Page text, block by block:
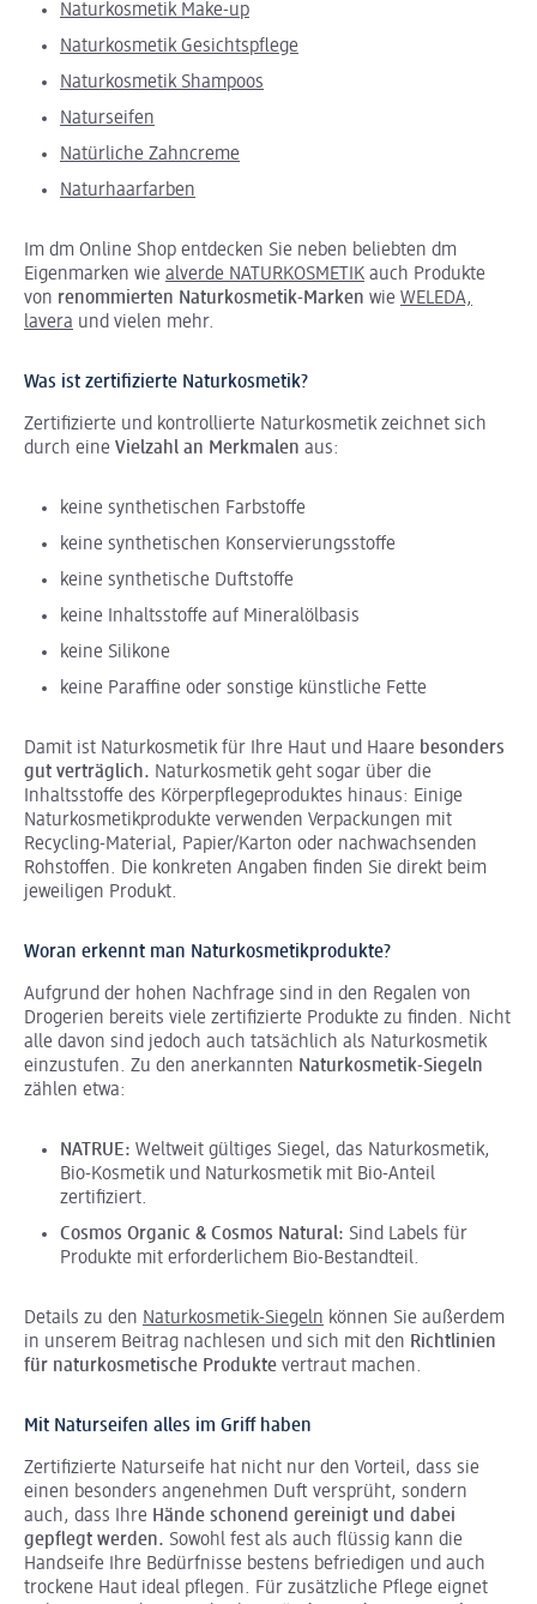
Naturkosmetik Make-up
Naturkosmetik Gesichtspflege
Naturkosmetik Shampoos
Naturseifen
Natürliche Zahncreme
Naturhaarfarben
Im dm Online Shop entdecken Sie neben beliebten dm
Eigenmarken wie alverde NATURKOSMETIK auch Produkte
von renommierten Naturkosmetik-Marken wie WELEDA,
lavera und vielen mehr.
Was ist zertifizierte Naturkosmetik?
Zertifizierte und kontrollierte Naturkosmetik zeichnet sich
durch eine Vielzahl an Merkmalen aus:
keine synthetischen Farbstoffe
keine synthetischen Konservierungsstoffe
keine synthetische Duftstoffe
keine Inhaltsstoffe auf Mineralölbasis
keine Silikone
keine Paraffine oder sonstige künstliche Fette
Damit ist Naturkosmetik für Ihre Haut und Haare besonders
gut verträglich. Naturkosmetik geht sogar über die
Inhaltsstoffe des Körperpflegeproduktes hinaus: Einige
Naturkosmetikprodukte verwenden Verpackungen mit
Recycling-Material, Papier/Karton oder nachwachsenden
Rohstoffen. Die konkreten Angaben finden Sie direkt beim
jeweiligen Produkt.
Woran erkennt man Naturkosmetikprodukte?
Aufgrund der hohen Nachfrage sind in den Regalen von
Drogerien bereits viele zertifizierte Produkte zu finden. Nicht
alle davon sind jedoch auch tatsächlich als Naturkosmetik
einzustufen. Zu den anerkannten Naturkosmetik-Siegeln
zählen etwa:
NATRUE: Weltweit gültiges Siegel, das Naturkosmetik,
Bio-Kosmetik und Naturkosmetik mit Bio-Anteil
zertifiziert.
Cosmos Organic & Cosmos Natural: Sind Labels für
Produkte mit erforderlichem Bio-Bestandteil.
Details zu den Naturkosmetik-Siegeln können Sie außerdem
in unserem Beitrag nachlesen und sich mit den Richtlinien
für naturkosmetische Produkte vertraut machen.
Mit Naturseifen alles im Griff haben
Zertifizierte Naturseife hat nicht nur den Vorteil, dass sie
einen besonders angenehmen Duft versprüht, sondern
auch, dass Ihre Hände schonend gereinigt und dabei
gepflegt werden. Sowohl fest als auch flüssig kann die
Handseife Ihre Bedürfnisse bestens befriedigen und auch
trockene Haut ideal pflegen. Für zusätzliche Pflege eignet